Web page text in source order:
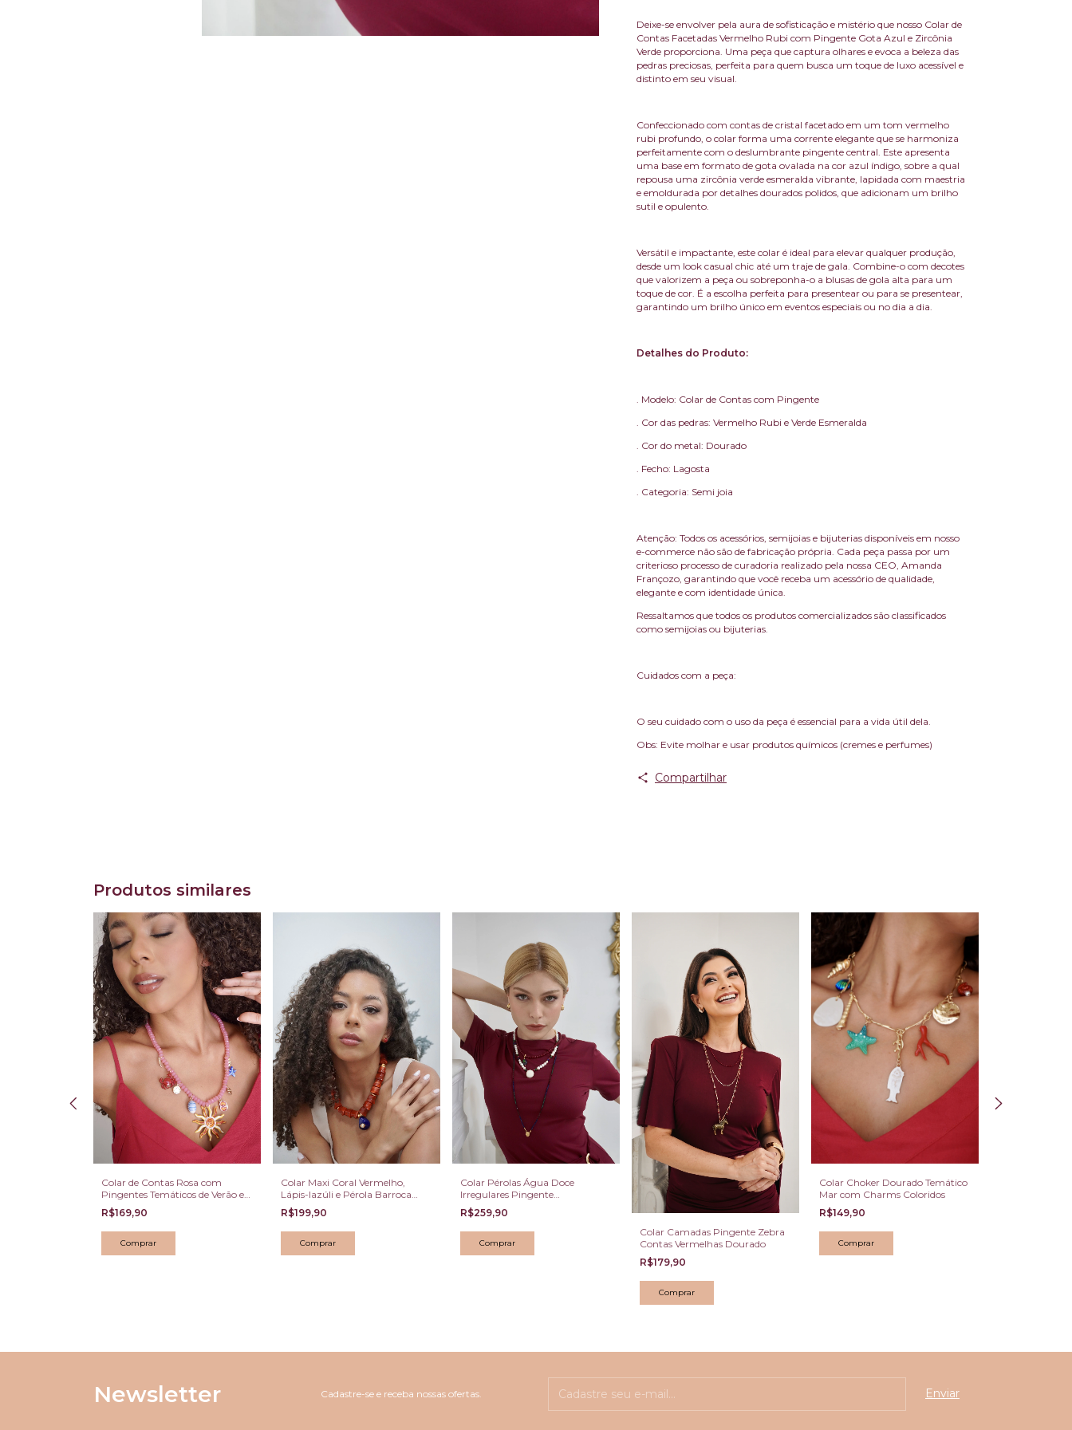
Deixe-se envolver pela aura de sofisticação e mistério que nosso Colar de
Contas Facetadas Vermelho Rubi com Pingente Gota Azul e Zircônia
Verde proporciona. Uma peça que captura olhares e evoca a beleza das
pedras preciosas, perfeita para quem busca um toque de luxo acessível e
distinto em seu visual.
Confeccionado com contas de cristal facetado em um tom vermelho
rubi profundo, o colar forma uma corrente elegante que se harmoniza
perfeitamente com o deslumbrante pingente central. Este apresenta
uma base em formato de gota ovalada na cor azul índigo, sobre a qual
repousa uma zircônia verde esmeralda vibrante, lapidada com maestria
e emoldurada por detalhes dourados polidos, que adicionam um brilho
sutil e opulento.
Versátil e impactante, este colar é ideal para elevar qualquer produção,
desde um look casual chic até um traje de gala. Combine-o com decotes
que valorizem a peça ou sobreponha-o a blusas de gola alta para um
toque de cor. É a escolha perfeita para presentear ou para se presentear,
garantindo um brilho único em eventos especiais ou no dia a dia.
Detalhes do Produto:
. Modelo: Colar de Contas com Pingente
. Cor das pedras: Vermelho Rubi e Verde Esmeralda
. Cor do metal: Dourado
. Fecho: Lagosta
. Categoria: Semi joia
Atenção: Todos os acessórios, semijoias e bijuterias disponíveis em nosso
e-commerce não são de fabricação própria. Cada peça passa por um
criterioso processo de curadoria realizado pela nossa CEO, Amanda
Françozo, garantindo que você receba um acessório de qualidade,
elegante e com identidade única.
Ressaltamos que todos os produtos comercializados são classificados
como semijoias ou bijuterias.
Cuidados com a peça:
O seu cuidado com o uso da peça é essencial para a vida útil dela.
Obs: Evite molhar e usar produtos químicos (cremes e perfumes)
Compartilhar
Produtos similares
Colar de Contas Rosa com
Pingentes Temáticos de Verão e
Sol
R$169,90
Colar Maxi Coral Vermelho,
Lápis-lazúli e Pérola Barroca
Dourado
R$199,90
Colar Pérolas Água Doce
Irregulares Pingente
Madrepérola e Cristais Coloridos
R$259,90
Colar Camadas Pingente Zebra
Contas Vermelhas Dourado
R$179,90
Colar Choker Dourado Temático
Mar com Charms Coloridos
R$149,90
Newsletter Cadastre-se e receba nossas ofertas.